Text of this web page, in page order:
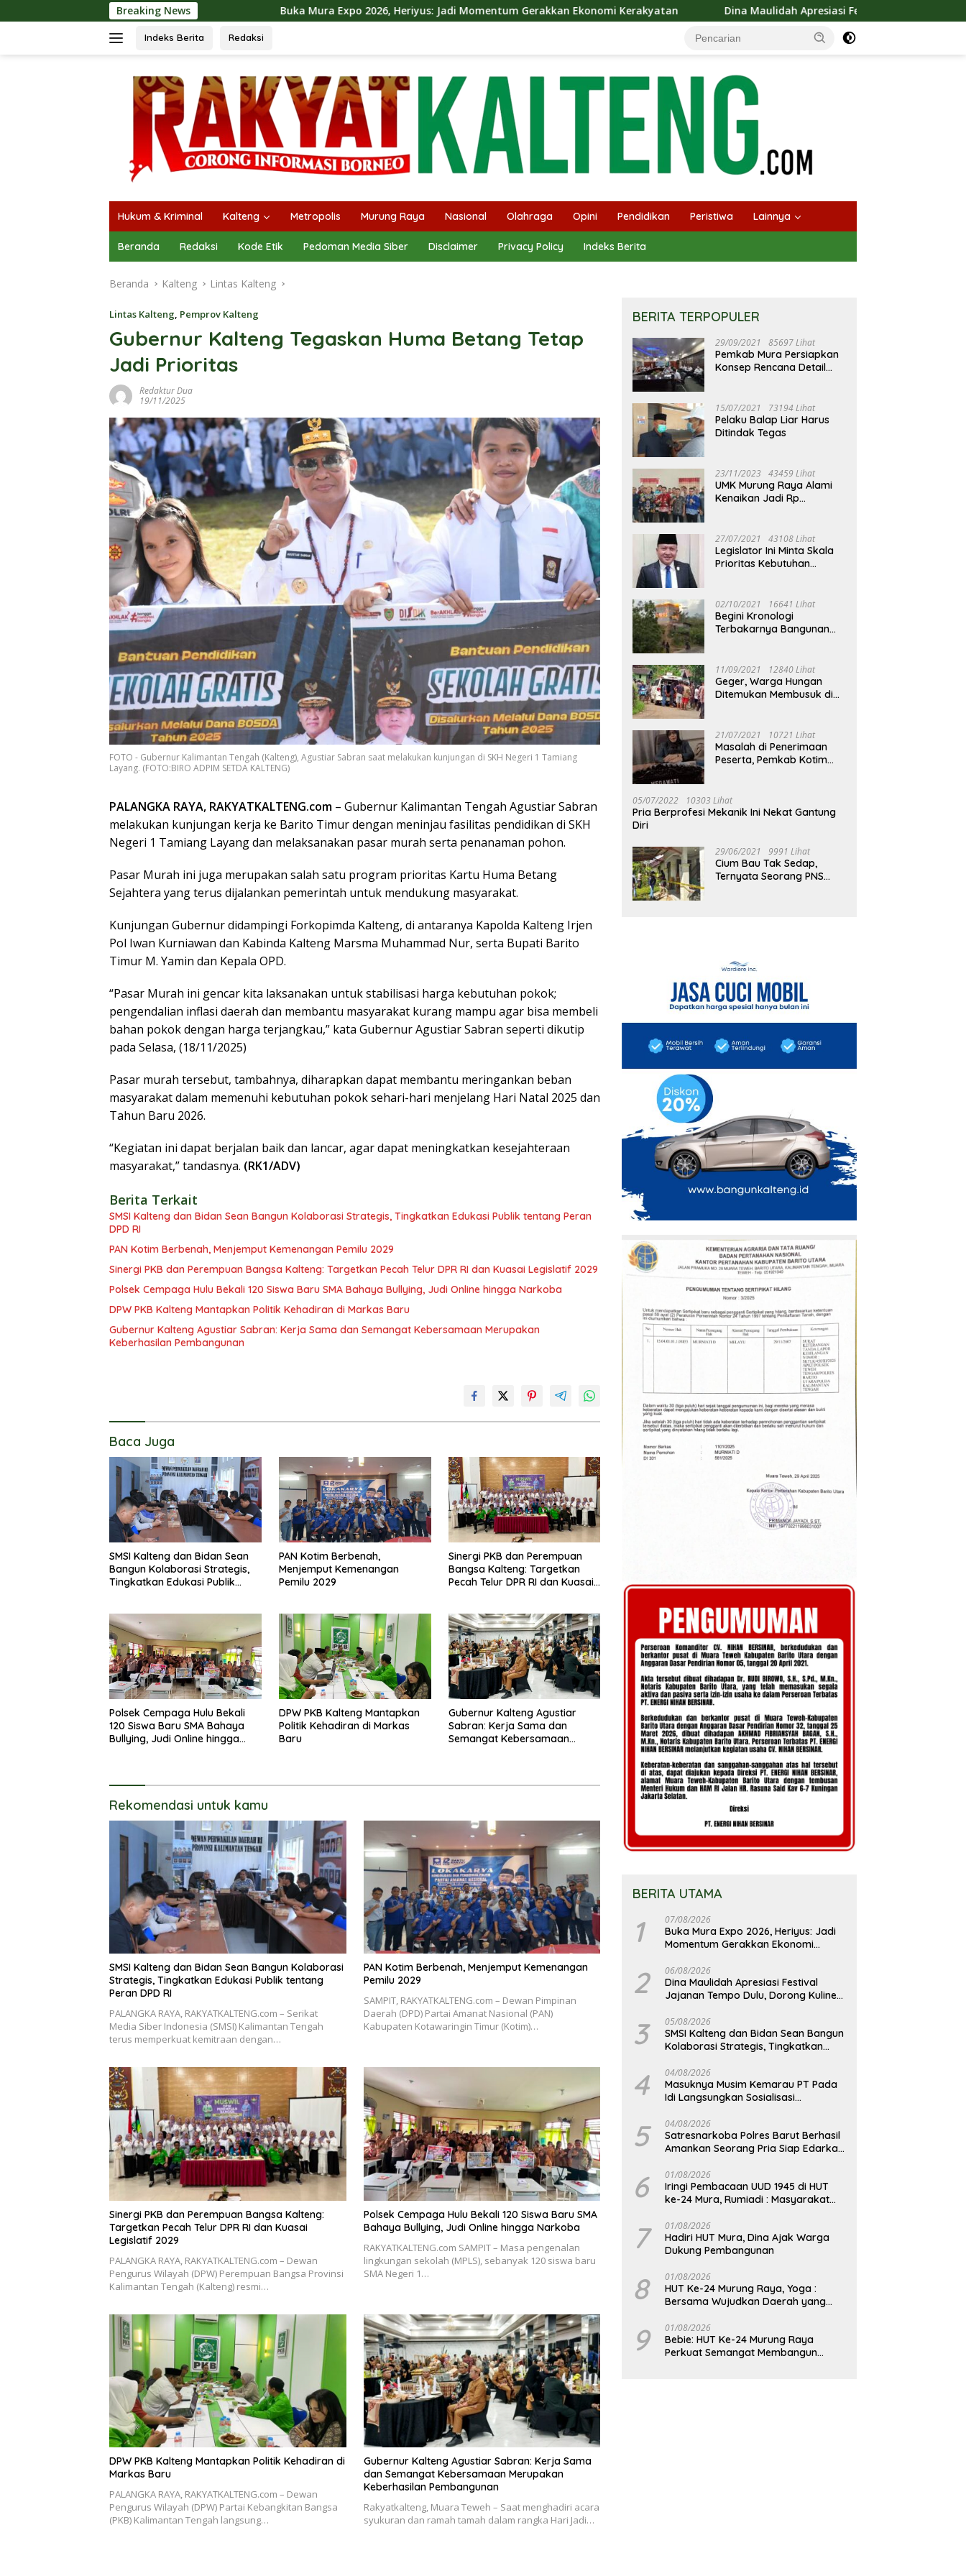
ke
Breaking NewsBuka Mura Expo 2026, Heriyus: Jadi Momentum Gerakkan Ekonomi Kerakyatan Dina Maulidah Apresiasi Festival Jajanan Tempo Dulu, Dorong Kuliner
Indeks Berita Redaksi
Hukum & Kriminal Kalteng Metropolis Murung Raya Nasional Olahraga Opini Pendidikan Peristiwa Lainnya
Beranda Redaksi Kode Etik Pedoman Media Siber Disclaimer Privacy Policy Indeks Berita
Beranda Kalteng Lintas Kalteng
Lintas Kalteng, Pemprov Kalteng
Gubernur Kalteng Tegaskan Huma Betang Tetap
Jadi Prioritas
Redaktur Dua
19/11/2025
FOTO - Gubernur Kalimantan Tengah (Kalteng), Agustiar Sabran saat melakukan kunjungan di SKH Negeri 1 Tamiang
Layang. (FOTO:BIRO ADPIM SETDA KALTENG)
PALANGKA RAYA, RAKYATKALTENG.com – Gubernur Kalimantan Tengah Agustiar Sabran
melakukan kunjungan kerja ke Barito Timur dengan meninjau fasilitas pendidikan di SKH
Negeri 1 Tamiang Layang dan melaksanakan pasar murah serta penanaman pohon.
Pasar Murah ini juga merupakan salah satu program prioritas Kartu Huma Betang
Sejahtera yang terus dijalankan pemerintah untuk mendukung masyarakat.
Kunjungan Gubernur didampingi Forkopimda Kalteng, di antaranya Kapolda Kalteng Irjen
Pol Iwan Kurniawan dan Kabinda Kalteng Marsma Muhammad Nur, serta Bupati Barito
Timur M. Yamin dan Kepala OPD.
“Pasar Murah ini gencar kita laksanakan untuk stabilisasi harga kebutuhan pokok;
pengendalian inflasi daerah dan membantu masyarakat kurang mampu agar bisa membeli
bahan pokok dengan harga terjangkau,” kata Gubernur Agustiar Sabran seperti dikutip
pada Selasa, (18/11/2025)
Pasar murah tersebut, tambahnya, diharapkan dapat membantu meringankan beban
masyarakat dalam memenuhi kebutuhan pokok sehari-hari menjelang Hari Natal 2025 dan
Tahun Baru 2026.
“Kegiatan ini dapat berjalan baik dan lancar, agar dapat meningkatkan kesejahteraan
masyarakat,” tandasnya. (RK1/ADV)
Berita Terkait
SMSI Kalteng dan Bidan Sean Bangun Kolaborasi Strategis, Tingkatkan Edukasi Publik tentang Peran
DPD RI
PAN Kotim Berbenah, Menjemput Kemenangan Pemilu 2029
Sinergi PKB dan Perempuan Bangsa Kalteng: Targetkan Pecah Telur DPR RI dan Kuasai Legislatif 2029
Polsek Cempaga Hulu Bekali 120 Siswa Baru SMA Bahaya Bullying, Judi Online hingga Narkoba
DPW PKB Kalteng Mantapkan Politik Kehadiran di Markas Baru
Gubernur Kalteng Agustiar Sabran: Kerja Sama dan Semangat Kebersamaan Merupakan
Keberhasilan Pembangunan
Baca Juga
SMSI Kalteng dan Bidan Sean
Bangun Kolaborasi Strategis,
Tingkatkan Edukasi Publik
PAN Kotim Berbenah,
Menjemput Kemenangan
Pemilu 2029
Sinergi PKB dan Perempuan
Bangsa Kalteng: Targetkan
Pecah Telur DPR RI dan Kuasai
Polsek Cempaga Hulu Bekali
120 Siswa Baru SMA Bahaya
Bullying, Judi Online hingga
DPW PKB Kalteng Mantapkan
Politik Kehadiran di Markas
Baru
Gubernur Kalteng Agustiar
Sabran: Kerja Sama dan
Semangat Kebersamaan
Rekomendasi untuk kamu
SMSI Kalteng dan Bidan Sean Bangun Kolaborasi
Strategis, Tingkatkan Edukasi Publik tentang
Peran DPD RI
PALANGKA RAYA, RAKYATKALTENG.com – Serikat
Media Siber Indonesia (SMSI) Kalimantan Tengah
terus memperkuat kemitraan dengan…
PAN Kotim Berbenah, Menjemput Kemenangan
Pemilu 2029
SAMPIT, RAKYATKALTENG.com – Dewan Pimpinan
Daerah (DPD) Partai Amanat Nasional (PAN)
Kabupaten Kotawaringin Timur (Kotim)…
Sinergi PKB dan Perempuan Bangsa Kalteng:
Targetkan Pecah Telur DPR RI dan Kuasai
Legislatif 2029
PALANGKA RAYA, RAKYATKALTENG.com – Dewan
Pengurus Wilayah (DPW) Perempuan Bangsa Provinsi
Kalimantan Tengah (Kalteng) resmi…
Polsek Cempaga Hulu Bekali 120 Siswa Baru SMA
Bahaya Bullying, Judi Online hingga Narkoba
RAKYATKALTENG.com SAMPIT – Masa pengenalan
lingkungan sekolah (MPLS), sebanyak 120 siswa baru
SMA Negeri 1…
DPW PKB Kalteng Mantapkan Politik Kehadiran di
Markas Baru
PALANGKA RAYA, RAKYATKALTENG.com – Dewan
Pengurus Wilayah (DPW) Partai Kebangkitan Bangsa
(PKB) Kalimantan Tengah langsung…
Gubernur Kalteng Agustiar Sabran: Kerja Sama
dan Semangat Kebersamaan Merupakan
Keberhasilan Pembangunan
Rakyatkalteng, Muara Teweh – Saat menghadiri acara
syukuran dan ramah tamah dalam rangka Hari Jadi…
BERITA TERPOPULER
29/09/2021 85697 Lihat
Pemkab Mura Persiapkan
Konsep Rencana Detail
15/07/2021 73194 Lihat
Pelaku Balap Liar Harus
Ditindak Tegas
23/11/2023 43459 Lihat
UMK Murung Raya Alami
Kenaikan Jadi Rp
27/07/2021 43108 Lihat
Legislator Ini Minta Skala
Prioritas Kebutuhan
02/10/2021 16641 Lihat
Begini Kronologi
Terbakarnya Bangunan
11/09/2021 12840 Lihat
Geger, Warga Hungan
Ditemukan Membusuk di
21/07/2021 10721 Lihat
Masalah di Penerimaan
Peserta, Pemkab Kotim
05/07/2022 10303 Lihat
Pria Berprofesi Mekanik Ini Nekat Gantung
Diri
29/06/2021 9991 Lihat
Cium Bau Tak Sedap,
Ternyata Seorang PNS
BERITA UTAMA
1 07/08/2026
Buka Mura Expo 2026, Heriyus: Jadi
Momentum Gerakkan Ekonomi
2 06/08/2026
Dina Maulidah Apresiasi Festival
Jajanan Tempo Dulu, Dorong Kuliner
3 05/08/2026
SMSI Kalteng dan Bidan Sean Bangun
Kolaborasi Strategis, Tingkatkan
4 04/08/2026
Masuknya Musim Kemarau PT Pada
Idi Langsungkan Sosialisasi
5 04/08/2026
Satresnarkoba Polres Barut Berhasil
Amankan Seorang Pria Siap Edarkan
Gram
6 01/08/2026
Iringi Pembacaan UUD 1945 di HUT
ke-24 Mura, Rumiadi : Masyarakat
yang Lebih Besar
7 01/08/2026
Hadiri HUT Mura, Dina Ajak Warga
Dukung Pembangunan
8 01/08/2026
HUT Ke-24 Murung Raya, Yoga :
Bersama Wujudkan Daerah yang
9 01/08/2026
Bebie: HUT Ke-24 Murung Raya
Perkuat Semangat Membangun